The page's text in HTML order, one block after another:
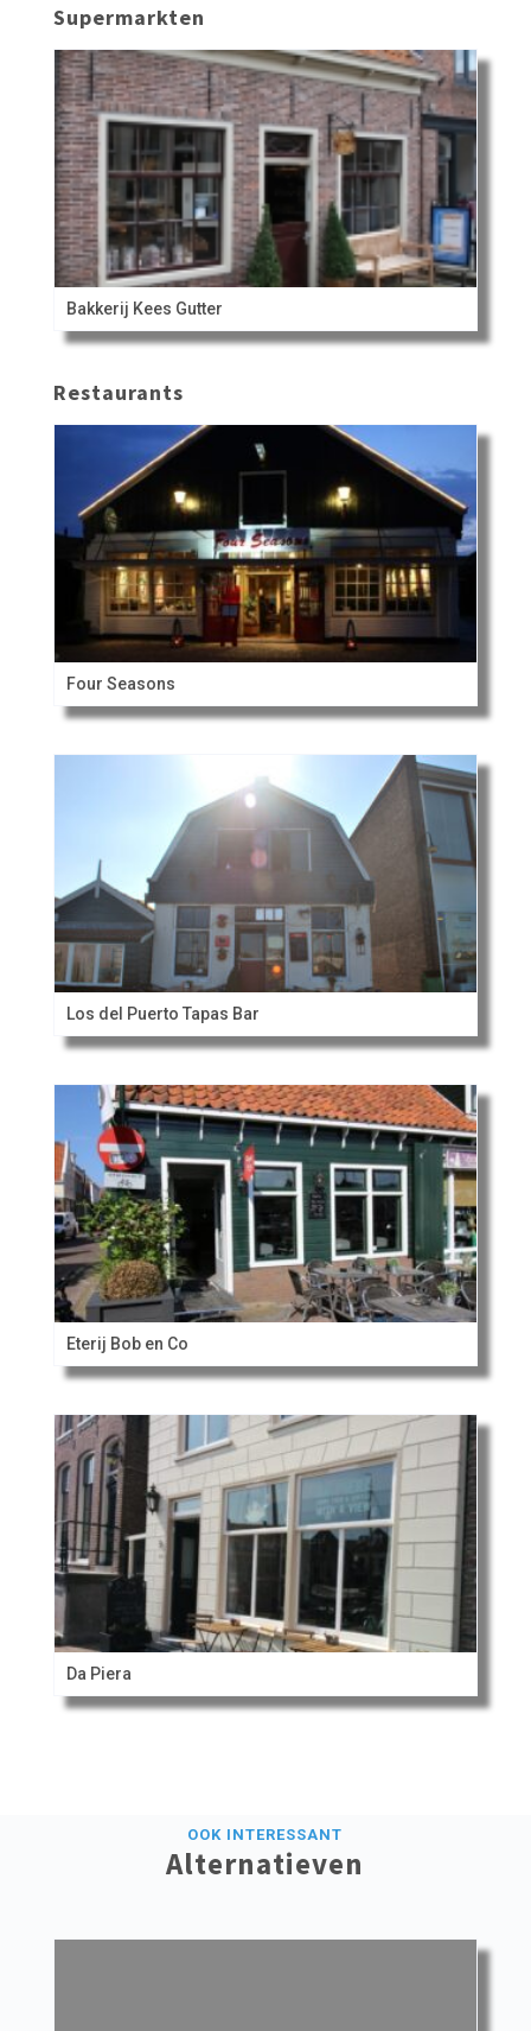
Supermarkten
Bakkerij Kees Gutter
Restaurants
Four Seasons
Los del Puerto Tapas Bar
Eterij Bob en Co
Da Piera
OOK INTERESSANT
Alternatieven